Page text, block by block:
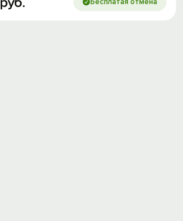
Бесплатая отмена